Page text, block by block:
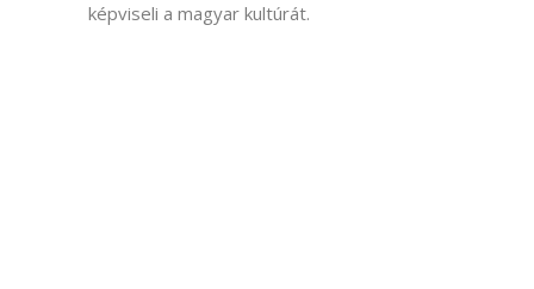
képviseli a magyar kultúrát.